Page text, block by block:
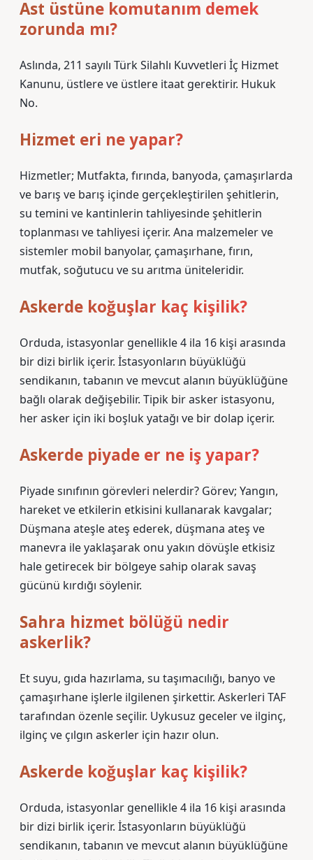
Ast üstüne komutanım demek
zorunda mı?
Aslında, 211 sayılı Türk Silahlı Kuvvetleri İç Hizmet
Kanunu, üstlere ve üstlere itaat gerektirir. Hukuk
No.
Hizmet eri ne yapar?
Hizmetler; Mutfakta, fırında, banyoda, çamaşırlarda
ve barış ve barış içinde gerçekleştirilen şehitlerin,
su temini ve kantinlerin tahliyesinde şehitlerin
toplanması ve tahliyesi içerir. Ana malzemeler ve
sistemler mobil banyolar, çamaşırhane, fırın,
mutfak, soğutucu ve su arıtma üniteleridir.
Askerde koğuşlar kaç kişilik?
Orduda, istasyonlar genellikle 4 ila 16 kişi arasında
bir dizi birlik içerir. İstasyonların büyüklüğü
sendikanın, tabanın ve mevcut alanın büyüklüğüne
bağlı olarak değişebilir. Tipik bir asker istasyonu,
her asker için iki boşluk yatağı ve bir dolap içerir.
Askerde piyade er ne iş yapar?
Piyade sınıfının görevleri nelerdir? Görev; Yangın,
hareket ve etkilerin etkisini kullanarak kavgalar;
Düşmana ateşle ateş ederek, düşmana ateş ve
manevra ile yaklaşarak onu yakın dövüşle etkisiz
hale getirecek bir bölgeye sahip olarak savaş
gücünü kırdığı söylenir.
Sahra hizmet bölüğü nedir
askerlik?
Et suyu, gıda hazırlama, su taşımacılığı, banyo ve
çamaşırhane işlerle ilgilenen şirkettir. Askerleri TAF
tarafından özenle seçilir. Uykusuz geceler ve ilginç,
ilginç ve çılgın askerler için hazır olun.
Askerde koğuşlar kaç kişilik?
Orduda, istasyonlar genellikle 4 ila 16 kişi arasında
bir dizi birlik içerir. İstasyonların büyüklüğü
sendikanın, tabanın ve mevcut alanın büyüklüğüne